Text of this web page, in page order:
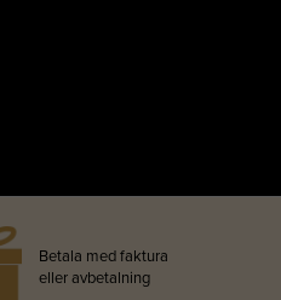
Betala med faktura
eller avbetalning